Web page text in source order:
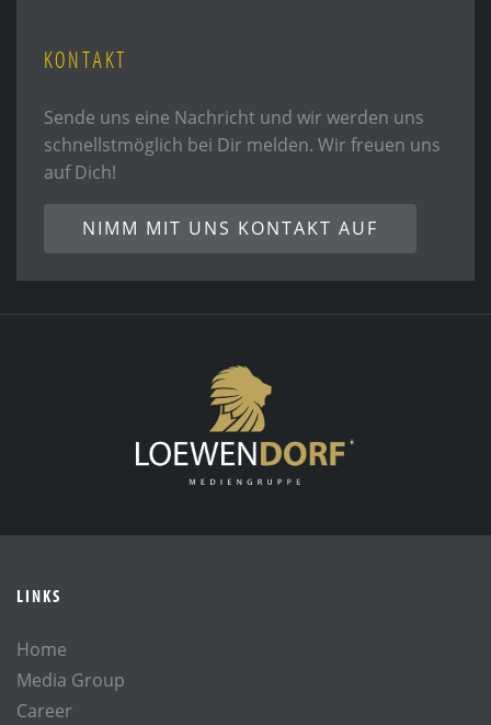
KONTAKT
Sende uns eine Nachricht und wir werden uns
schnellstmöglich bei Dir melden. Wir freuen uns
auf Dich!
NIMM MIT UNS KONTAKT AUF
LINKS
Home
Media Group
Career